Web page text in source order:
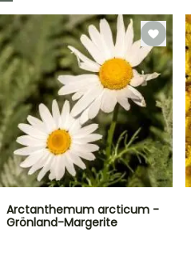
Arctanthemum arcticum -
Grönland-Margerite